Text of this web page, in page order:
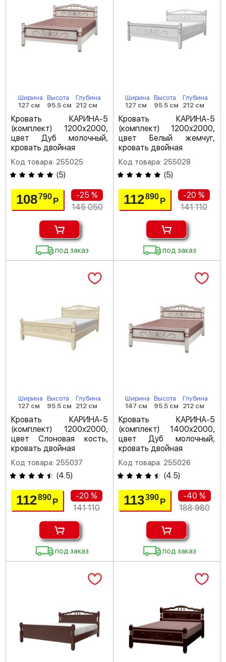
Ширина
127 см
Высота
95.5 см
Глубина
212 см
Кровать КАРИНА-5
(комплект) 1200х2000,
цвет Дуб молочный,
кровать двойная
Код товара: 255025
(5)
108790Р
-25 %
145 050
под заказ
Ширина
127 см
Высота
95.5 см
Глубина
212 см
Кровать КАРИНА-5
(комплект) 1200х2000,
цвет Белый жемчуг,
кровать двойная
Код товара: 255028
(5)
112890 Р
-20 %
141 110
под заказ
Ширина
127 см
Высота
95.5 см
Глубина
212 см
Кровать КАРИНА-5
(комплект) 1200х2000,
цвет Слоновая кость,
кровать двойная
Код товара: 255037
(4.5)
112890Р
-20 %
141 110
под заказ
Ширина
147 см
Высота
95.5 см
Глубина
212 см
Кровать КАРИНА-5
(комплект) 1400х2000,
цвет Дуб молочный,
кровать двойная
Код товара: 255026
(4.5)
113390 Р
-40 %
188 980
под заказ